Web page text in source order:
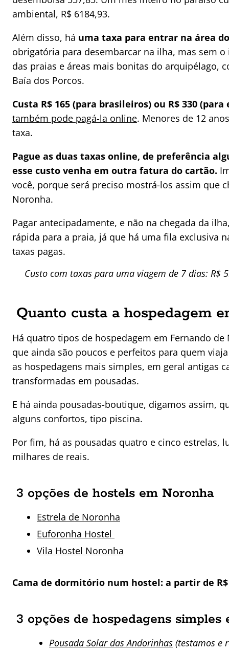
ambiental, R$ 6184,93.
Além disso, há uma taxa para entrar na área
obrigatória para desembarcar na ilha, mas sem
das praias e áreas mais bonitas do arquipélago,
Baía dos Porcos.
Custa R$ 165 (para brasileiros) ou R$ 330
também pode pagá-la online. Menores de 12
taxa.
Pague as duas taxas online, de preferência
esse custo venha em outra fatura do cartão.
você, porque será preciso mostrá-los assim que
Noronha.
Pagar antecipadamente, e não na chegada da
rápida para a praia, já que há uma fila exclusiva
taxas pagas.
Custo com taxas para uma viagem de 7 dias: R$
Quanto custa a hospedagem
Há quatro tipos de hospedagem em Fernando
que ainda são poucos e perfeitos para quem
as hospedagens mais simples, em geral antigas
transformadas em pousadas.
E há ainda pousadas-boutique, digamos assim,
alguns confortos, tipo piscina.
Por fim, há as pousadas quatro e cinco estrelas,
milhares de reais.
3 opções de hostels em Noronha
Estrela de Noronha
Euforonha Hostel
Vila Hostel Noronha
Cama de dormitório num hostel: a partir de R$
3 opções de hospedagens simples
Pousada Solar das Andorinhas (testamos e